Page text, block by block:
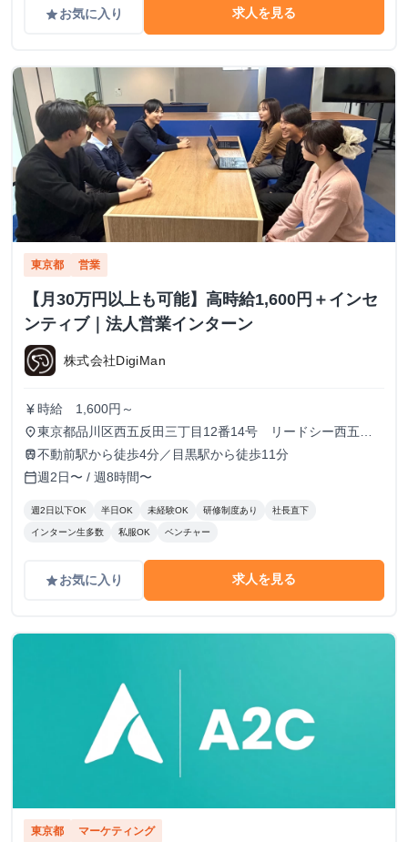
gradeお気に入り 求人を見る
東京都 営業
【月30万円以上も可能】高時給1,600円＋インセ
ンティブ｜法人営業インターン
株式会社DigiMan
currency_yen 時給 1,600円～
place東京都品川区西五反田三丁目12番14号 リードシー西五反
田ビル7-8階（受付8階）
train不動前駅から徒歩4分／目黒駅から徒歩11分
calendar_today週2日〜 / 週8時間〜
週2日以下OK 半日OK 未経験OK 研修制度あり 社長直下
インターン生多数 私服OK ベンチャー
gradeお気に入り 求人を見る
東京都 マーケティング